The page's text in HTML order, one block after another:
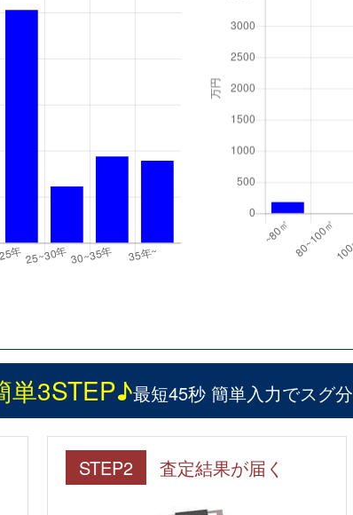
単3STEP♪最短45秒 簡単入力でスグ分
STEP2 査定結果が届く